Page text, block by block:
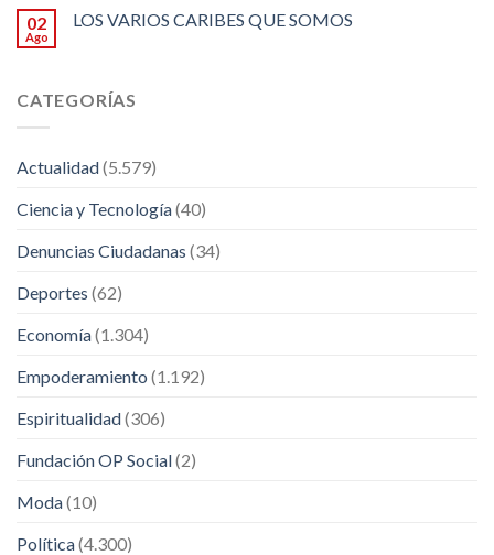
02
Ago
LOS VARIOS CARIBES QUE SOMOS
CATEGORÍAS
Actualidad(5.579)
Ciencia y Tecnología(40)
Denuncias Ciudadanas (34)
Deportes (62)
Economía(1.304)
Empoderamiento (1.192)
Espiritualidad(306)
Fundación OP Social(2)
Moda(10)
Política(4.300)